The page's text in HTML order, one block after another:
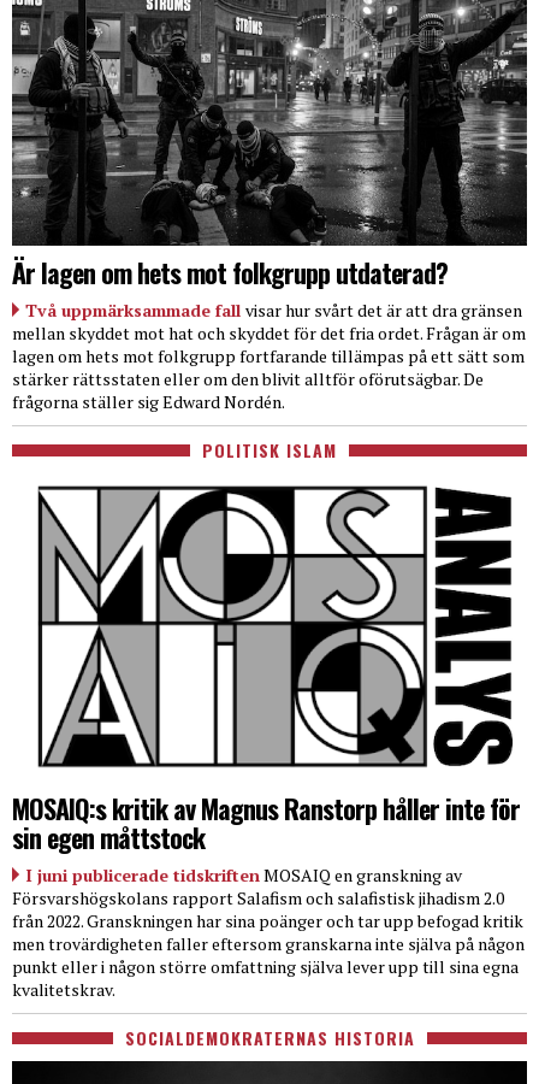
Är lagen om hets mot folkgrupp utdaterad?
Två uppmärksammade fall visar hur svårt det är att dra gränsen
mellan skyddet mot hat och skyddet för det fria ordet. Frågan är om
lagen om hets mot folkgrupp fortfarande tillämpas på ett sätt som
stärker rättsstaten eller om den blivit alltför oförutsägbar. De
frågorna ställer sig Edward Nordén.
POLITISK ISLAM
MOSAIQ:s kritik av Magnus Ranstorp håller inte för
sin egen måttstock
I juni publicerade tidskriften MOSAIQ en granskning av
Försvarshögskolans rapport Salafism och salafistisk jihadism 2.0
från 2022. Granskningen har sina poänger och tar upp befogad kritik
men trovärdigheten faller eftersom granskarna inte själva på någon
punkt eller i någon större omfattning själva lever upp till sina egna
kvalitetskrav.
SOCIALDEMOKRATERNAS HISTORIA